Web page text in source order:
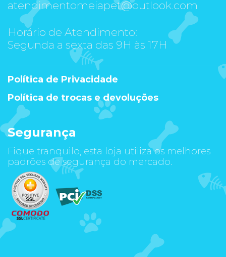
atendimentomeiapet@outlook.com
Horário de Atendimento:
Segunda a sexta das 9H às 17H
Política de Privacidade
Política de trocas e devoluções
Segurança
Fique tranquilo, esta loja utiliza os melhores
padrões de segurança do mercado.